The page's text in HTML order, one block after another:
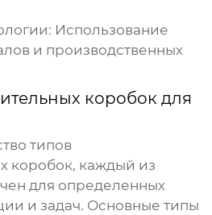
Использование
и производственных
коробок для
типов
коробок, каждый из
для определенных
и задач. Основные типы